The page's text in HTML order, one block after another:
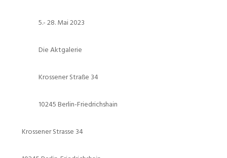
5.- 28. Mai 2023
Die Aktgalerie
Krossener Straße 34
10245 Berlin-Friedrichshain
Krossener Strasse 34